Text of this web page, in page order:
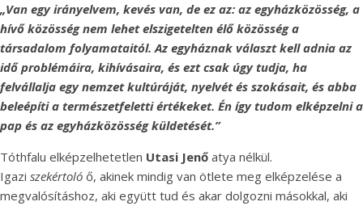
„Van egy irányelvem, kevés van, de ez az: az egyházközösség, a
hívő közösség nem lehet elszigetelten élő közösség a
társadalom folyamataitól. Az egyháznak választ kell adnia az
idő problémáira, kihívásaira, és ezt csak úgy tudja, ha
felvállalja egy nemzet kultúráját, nyelvét és szokásait, és abba
beleépíti a természetfeletti értékeket. Én így tudom elképzelni a
pap és az egyházközösség küldetését.”
Tóthfalu elképzelhetetlen Utasi Jenő atya nélkül.
Igazi szekértoló ő, akinek mindig van ötlete meg elképzelése a
megvalósításhoz, aki együtt tud és akar dolgozni másokkal, aki